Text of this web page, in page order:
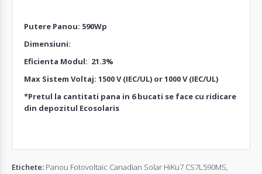
Putere Panou: 590Wp
Dimensiuni:
Eficienta Modul: 21.3%
Max Sistem Voltaj: 1500 V (IEC/UL) or 1000 V (IEC/UL)
*Pretul la cantitati pana in 6 bucati se face cu ridicare
din depozitul Ecosolaris
Etichete: Panou Fotovoltaic Canadian Solar HiKu7 CS7L590MS